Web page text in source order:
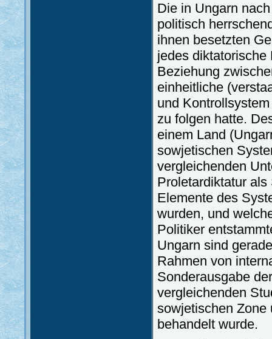
Die in Ungarn
politisch
ihnen besetzten
jedes diktatorische
Beziehung
einheitliche
und
zu folgen hatte.
einem Land
sowjetischen
vergleichenden
Proletardiktatur
Elemente des
wurden, und
Politiker
Ungarn sind
Rahmen von
Sonderausgabe
vergleichenden
sowjetischen Zone
behandelt wurde.